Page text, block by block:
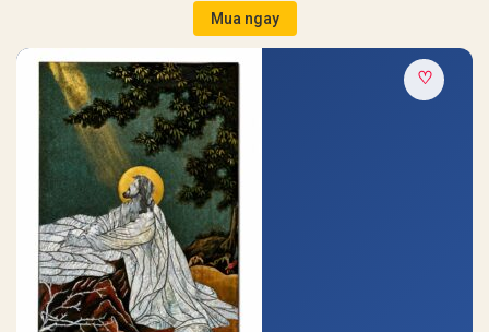
Mua ngay
♡